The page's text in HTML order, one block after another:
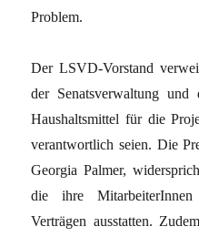
Problem.
Der LSVD-Vorstand
der Senatsverwaltung und
Haushaltsmittel für die
verantwortlich seien. Die
Georgia Palmer,
die ihre
Verträgen ausstatten.